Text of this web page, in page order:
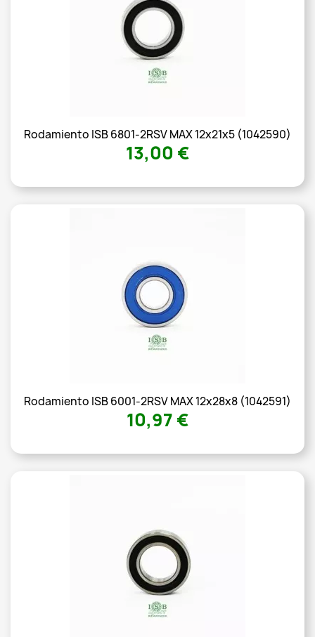
Rodamiento ISB 6801-2RSV MAX 12x21x5 (1042590)
13,00 €
Rodamiento ISB 6001-2RSV MAX 12x28x8 (1042591)
10,97 €